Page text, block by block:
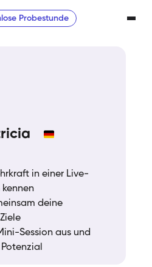
Probestunde
in einer Live-
deine
Session aus und